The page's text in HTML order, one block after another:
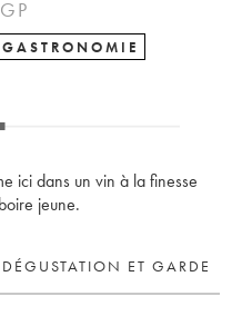
ici dans un vin à la finesse
jeune.
DÉGUSTATION ET GARDE